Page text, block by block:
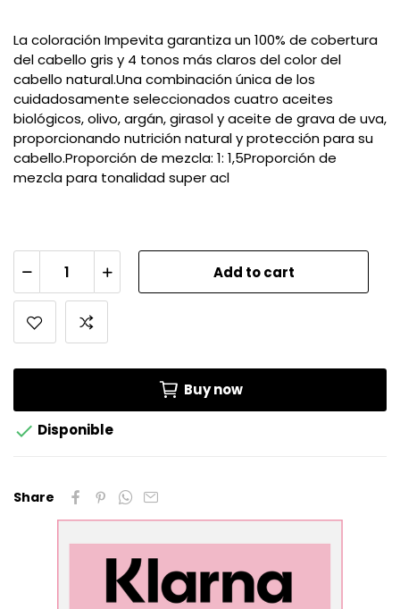
La coloración Impevita garantiza un 100% de cobertura
del cabello gris y 4 tonos más claros del color del
cabello natural.Una combinación única de los
cuidadosamente seleccionados cuatro aceites
biológicos, olivo, argán, girasol y aceite de grava de uva,
proporcionando nutrición natural y protección para su
cabello.Proporción de mezcla: 1: 1,5Proporción de
mezcla para tonalidad super acl
Add to cart
Buy now
 Disponible
Share